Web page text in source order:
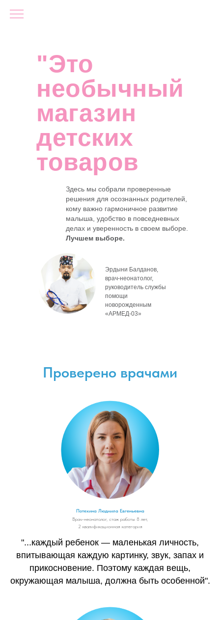
Здесь мы собрали проверенные
решения для осознанных родителей,
кому важно гармоничное развитие
малыша, удобство в повседневных
делах и уверенность в своем выборе.
Лучшем выборе.
Эрдыни Балданов,
врач-неонатолог,
руководитель службы
помощи
новорожденным
«АРМЕД-03»
"Это
необычный
магазин
детских
товаров
Проверено врачами
Потехина Людмила Евгеньевна
Врач-неонатолог, стаж работы 8 лет,
2 квалификационная категория
"...каждый ребенок — маленькая личность,
впитывающая каждую картинку, звук, запах и
прикосновение. Поэтому каждая вещь,
окружающая малыша, должна быть особенной".